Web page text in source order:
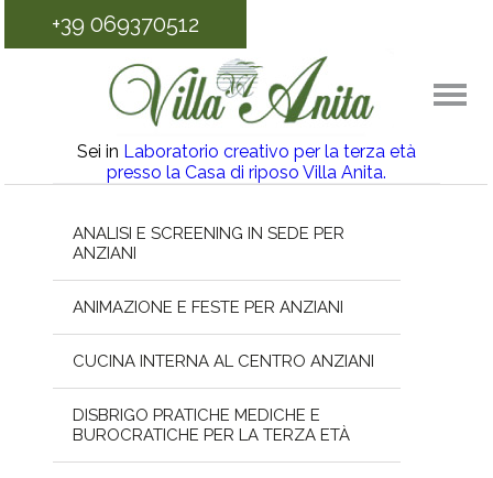
+39 069370512
Sei in Laboratorio creativo per la terza età
presso la Casa di riposo Villa Anita.
ANALISI E SCREENING IN SEDE PER
ANZIANI
ANIMAZIONE E FESTE PER ANZIANI
CUCINA INTERNA AL CENTRO ANZIANI
DISBRIGO PRATICHE MEDICHE E
BUROCRATICHE PER LA TERZA ETÀ